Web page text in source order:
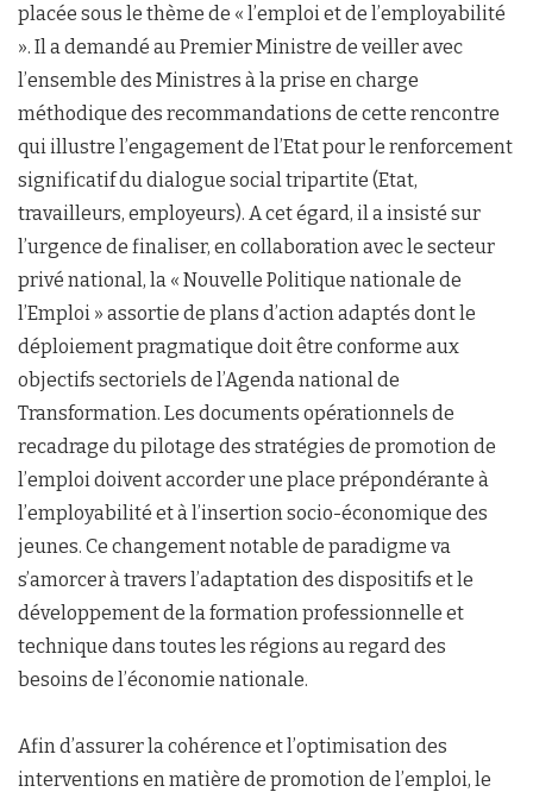
placée sous le thème de « l’emploi et de l’employabilité
». Il a demandé au Premier Ministre de veiller avec
l’ensemble des Ministres à la prise en charge
méthodique des recommandations de cette rencontre
qui illustre l’engagement de l’Etat pour le renforcement
significatif du dialogue social tripartite (Etat,
travailleurs, employeurs). A cet égard, il a insisté sur
l’urgence de finaliser, en collaboration avec le secteur
privé national, la « Nouvelle Politique nationale de
l’Emploi » assortie de plans d’action adaptés dont le
déploiement pragmatique doit être conforme aux
objectifs sectoriels de l’Agenda national de
Transformation. Les documents opérationnels de
recadrage du pilotage des stratégies de promotion de
l’emploi doivent accorder une place prépondérante à
l’employabilité et à l’insertion socio-économique des
jeunes. Ce changement notable de paradigme va
s’amorcer à travers l’adaptation des dispositifs et le
développement de la formation professionnelle et
technique dans toutes les régions au regard des
besoins de l’économie nationale.
Afin d’assurer la cohérence et l’optimisation des
interventions en matière de promotion de l’emploi, le